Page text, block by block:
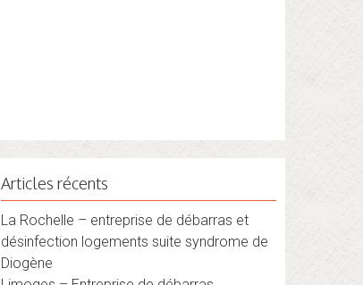
Articles récents
La Rochelle – entreprise de débarras et
désinfection logements suite syndrome de
Diogène